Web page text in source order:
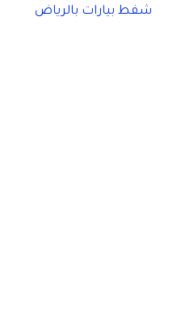
شفط بيارات بالرياض